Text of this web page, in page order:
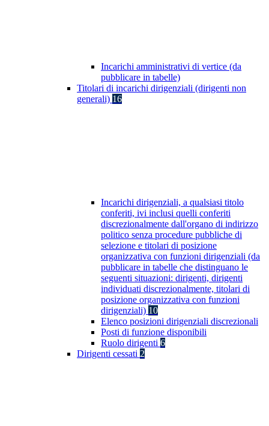
Incarichi amministrativi di vertice (da
pubblicare in tabelle)
Titolari di incarichi dirigenziali (dirigenti non
generali) 16
Incarichi dirigenziali, a qualsiasi titolo
conferiti, ivi inclusi quelli conferiti
discrezionalmente dall'organo di indirizzo
politico senza procedure pubbliche di
selezione e titolari di posizione
organizzativa con funzioni dirigenziali (da
pubblicare in tabelle che distinguano le
seguenti situazioni: dirigenti, dirigenti
individuati discrezionalmente, titolari di
posizione organizzativa con funzioni
dirigenziali) 10
Elenco posizioni dirigenziali discrezionali
Posti di funzione disponibili
Ruolo dirigenti 6
Dirigenti cessati 2